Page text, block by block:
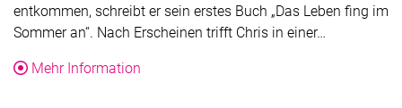
entkommen, schreibt er sein erstes Buch „Das Leben fing im
Sommer an“. Nach Erscheinen trifft Chris in einer…
Mehr Information